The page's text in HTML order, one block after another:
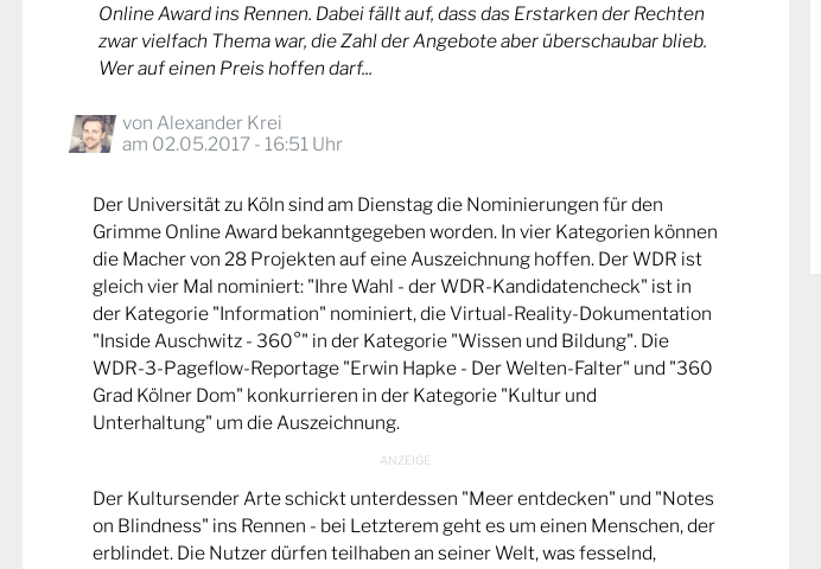
Online Award ins Rennen. Dabei fällt auf, dass das Erstarken der Rechten
zwar vielfach Thema war, die Zahl der Angebote aber überschaubar blieb.
Wer auf einen Preis hoffen darf...
von Alexander Krei
am 02.05.2017 - 16:51 Uhr
Der Universität zu Köln sind am Dienstag die Nominierungen für den
Grimme Online Award bekanntgegeben worden. In vier Kategorien können
die Macher von 28 Projekten auf eine Auszeichnung hoffen. Der WDR ist
gleich vier Mal nominiert: "Ihre Wahl - der WDR-Kandidatencheck" ist in
der Kategorie "Information" nominiert, die Virtual-Reality-Dokumentation
"Inside Auschwitz - 360°" in der Kategorie "Wissen und Bildung". Die
WDR-3-Pageflow-Reportage "Erwin Hapke - Der Welten-Falter" und "360
Grad Kölner Dom" konkurrieren in der Kategorie "Kultur und
Unterhaltung" um die Auszeichnung.
Der Kultursender Arte schickt unterdessen "Meer entdecken" und "Notes
on Blindness" ins Rennen - bei Letzterem geht es um einen Menschen, der
erblindet. Die Nutzer dürfen teilhaben an seiner Welt, was fesselnd,